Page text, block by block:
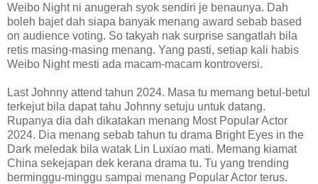
Weibo Night ni anugerah syok sendiri je benaunya. Dah
boleh bajet dah siapa banyak menang award sebab based
on audience voting. So takyah nak surprise sangatlah bila
retis masing-masing menang. Yang pasti, setiap kali habis
Weibo Night mesti ada macam-macam kontroversi.
Last Johnny attend tahun 2024. Masa tu memang betul-betul
terkejut bila dapat tahu Johnny setuju untuk datang.
Rupanya dia dah dikatakan menang Most Popular Actor
2024. Dia menang sebab tahun tu drama Bright Eyes in the
Dark meledak bila watak Lin Luxiao mati. Memang kiamat
China sekejapan dek kerana drama tu. Tu yang trending
berminggu-minggu sampai menang Popular Actor terus.